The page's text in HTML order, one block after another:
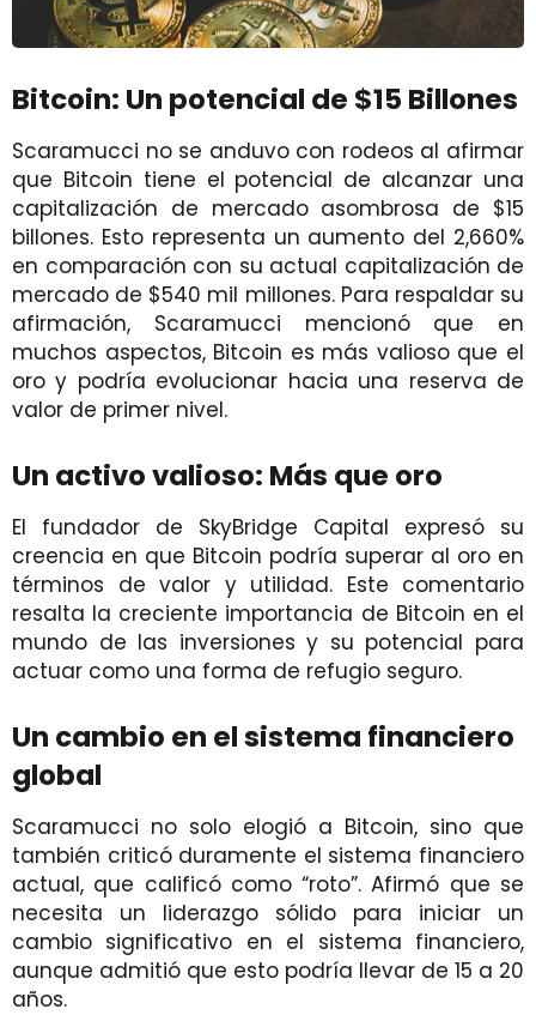
Bitcoin: Un potencial de $15 Billones
Scaramucci no se anduvo con rodeos al afirmar
que Bitcoin tiene el potencial de alcanzar una
capitalización de mercado asombrosa de $15
billones. Esto representa un aumento del 2,660%
en comparación con su actual capitalización de
mercado de $540 mil millones. Para respaldar su
afirmación, Scaramucci mencionó que en
muchos aspectos, Bitcoin es más valioso que el
oro y podría evolucionar hacia una reserva de
valor de primer nivel.
Un activo valioso: Más que oro
El fundador de SkyBridge Capital expresó su
creencia en que Bitcoin podría superar al oro en
términos de valor y utilidad. Este comentario
resalta la creciente importancia de Bitcoin en el
mundo de las inversiones y su potencial para
actuar como una forma de refugio seguro.
Un cambio en el sistema financiero
global
Scaramucci no solo elogió a Bitcoin, sino que
también criticó duramente el sistema financiero
actual, que calificó como “roto”. Afirmó que se
necesita un liderazgo sólido para iniciar un
cambio significativo en el sistema financiero,
aunque admitió que esto podría llevar de 15 a 20
años.